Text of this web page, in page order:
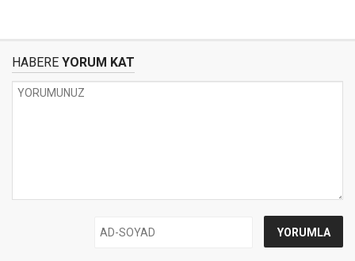
HABERE YORUM KAT